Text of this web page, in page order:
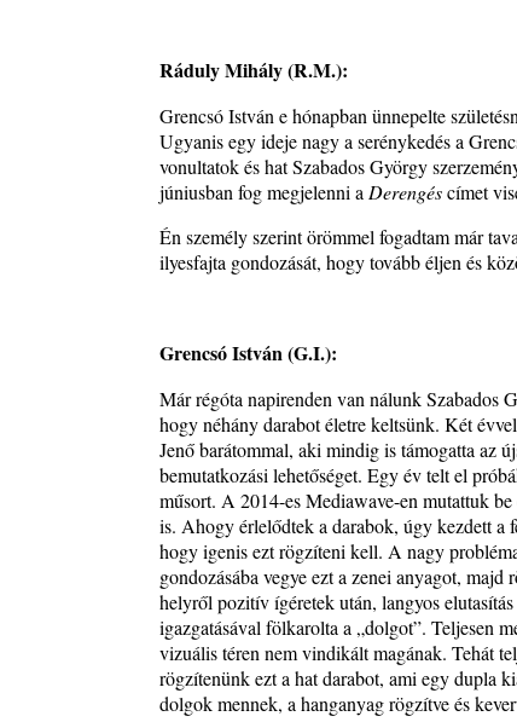
2026. augusztus 01.
Ma 40 éves Gyarmati Gábor és 54 éves Florian
2026. augusztus 01.
Vér, tornádó és jazz – megjelent a Daveform
Kurt Rosenwinkel közös lemezének új
2026. július 31.
A Grencsoport Lewis Jordan-nel a Meseházban
Magyar jazzmuzsikus szülők és zenész
rész: Vörös László + Vörösné Strausz Eszter +
Bence
2026. július 30.
The Next Generation — 11. rész: Horváth
2026. július 25.
Eged Márton: Old Songs
2026. július 25.
Zsári Tamás: Found and Lost
2026. július 24.
FREE JAZZ ALBUMS 2026 - 134. rész
2026. július 16.
A free jazz kiemelkedő alakjai - 79. rész:
Ráduly Mihály (R.M.):
Grencsó István e hónapban ünnepelte
Ugyanis egy ideje nagy a serénykedés a
vonultatok és hat Szabados György
júniusban fog megjelenni a Derengéscímet
Én személy szerint örömmel fogadtam már
ilyesfajta gondozását, hogy tovább éljen és
Grencsó István (G.I.):
Már régóta napirenden van nálunk Szabados
hogy néhány darabot életre keltsünk. Két
Jenő barátommal, aki mindig is támogatta az
bemutatkozási lehetőséget. Egy év telt el
műsort. A 2014-es Mediawave-en mutattuk
is. Ahogy érlelődtek a darabok, úgy kezdett a
hogy igenis ezt rögzíteni kell. A nagy
gondozásába vegye ezt a zenei anyagot,
helyről pozitív ígéretek után, langyos
igazgatásával fölkarolta a „dolgot”. Teljesen
vizuális téren nem vindikált magának. Tehát
rögzítenünk ezt a hat darabot, ami egy dupla
dolgok mennek, a hanganyag rögzítve és